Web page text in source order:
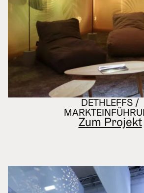
DETHLEFFS /
Zum Projekt